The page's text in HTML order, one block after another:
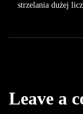
strzelania dużej
Leave a